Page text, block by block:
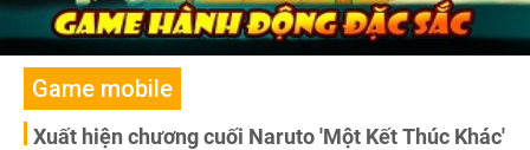
Game mobile
Xuất hiện chương cuối Naruto 'Một Kết Thúc Khác'